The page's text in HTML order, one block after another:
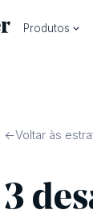
Produtos
Voltar às
3